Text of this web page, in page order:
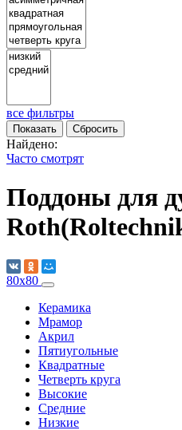
все фильтры
Найдено:
Часто смотрят
Поддоны для
80x80
Керамика
Мрамор
Акрил
Пятиугольные
Квадратные
Четверть круга
Высокие
Средние
Низкие